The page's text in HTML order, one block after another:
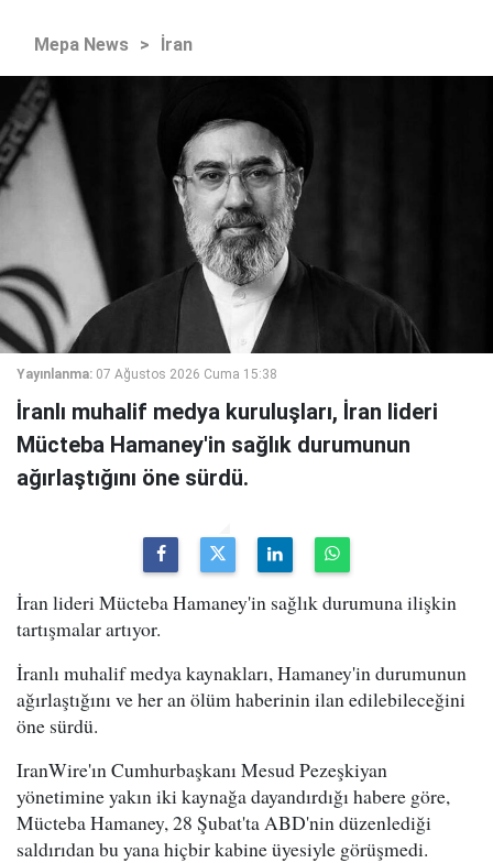
Mepa News > İran
Yayınlanma: 07 Ağustos 2026 Cuma 15:38
İranlı muhalif medya kuruluşları, İran lideri
Mücteba Hamaney'in sağlık durumunun
ağırlaştığını öne sürdü.
İran lideri Mücteba Hamaney'in sağlık durumuna ilişkin
tartışmalar artıyor.
İranlı muhalif medya kaynakları, Hamaney'in durumunun
ağırlaştığını ve her an ölüm haberinin ilan edilebileceğini
öne sürdü.
IranWire'ın Cumhurbaşkanı Mesud Pezeşkiyan
yönetimine yakın iki kaynağa dayandırdığı habere göre,
Mücteba Hamaney, 28 Şubat'ta ABD'nin düzenlediği
saldırıdan bu yana hiçbir kabine üyesiyle görüşmedi.